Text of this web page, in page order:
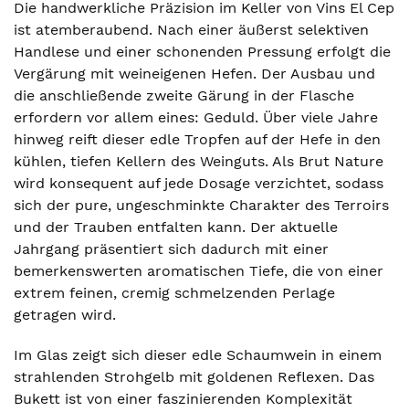
Die handwerkliche Präzision im Keller von Vins El Cep
ist atemberaubend. Nach einer äußerst selektiven
Handlese und einer schonenden Pressung erfolgt die
Vergärung mit weineigenen Hefen. Der Ausbau und
die anschließende zweite Gärung in der Flasche
erfordern vor allem eines: Geduld. Über viele Jahre
hinweg reift dieser edle Tropfen auf der Hefe in den
kühlen, tiefen Kellern des Weinguts. Als Brut Nature
wird konsequent auf jede Dosage verzichtet, sodass
sich der pure, ungeschminkte Charakter des Terroirs
und der Trauben entfalten kann. Der aktuelle
Jahrgang präsentiert sich dadurch mit einer
bemerkenswerten aromatischen Tiefe, die von einer
extrem feinen, cremig schmelzenden Perlage
getragen wird.
Im Glas zeigt sich dieser edle Schaumwein in einem
strahlenden Strohgelb mit goldenen Reflexen. Das
Bukett ist von einer faszinierenden Komplexität